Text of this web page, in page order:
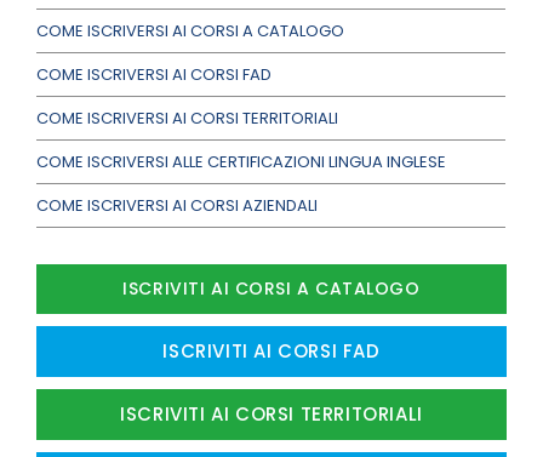
COME ISCRIVERSI AI CORSI A CATALOGO
COME ISCRIVERSI AI CORSI FAD
COME ISCRIVERSI AI CORSI TERRITORIALI
COME ISCRIVERSI ALLE CERTIFICAZIONI LINGUA INGLESE
COME ISCRIVERSI AI CORSI AZIENDALI
ISCRIVITI AI CORSI A CATALOGO
ISCRIVITI AI CORSI FAD
ISCRIVITI AI CORSI TERRITORIALI